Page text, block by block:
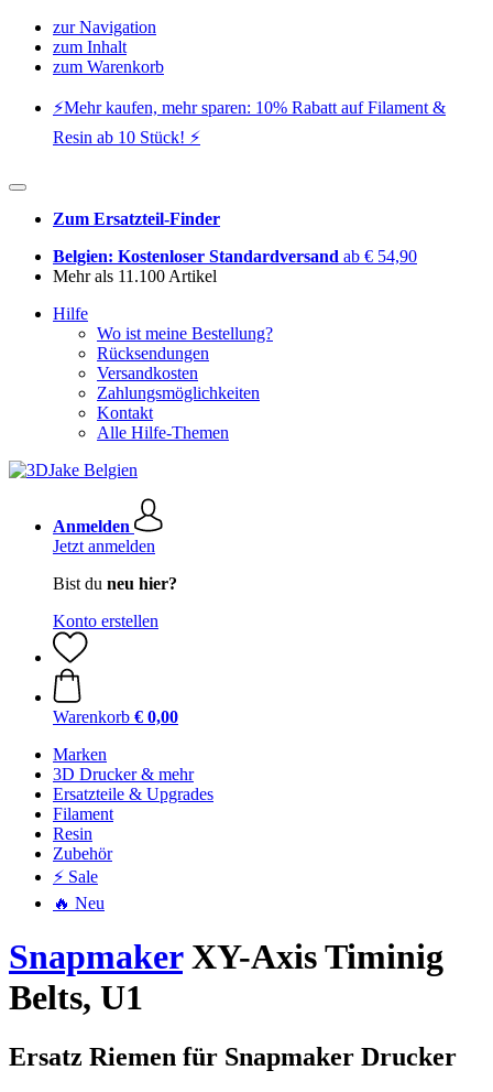
zur Navigation
zum Inhalt
zum Warenkorb
⚡️Mehr kaufen, mehr sparen: 10% Rabatt auf Filament &
Resin ab 10 Stück! ⚡️
Zum Ersatzteil-Finder
Belgien: Kostenloser Standardversand ab € 54,90
Mehr als 11.100 Artikel
Hilfe
Wo ist meine Bestellung?
Rücksendungen
Versandkosten
Zahlungsmöglichkeiten
Kontakt
Alle Hilfe-Themen
Anmelden
Jetzt anmelden
Bist du neu hier?
Konto erstellen
Warenkorb € 0,00
Marken
3D Drucker & mehr
Ersatzteile & Upgrades
Filament
Resin
Zubehör
⚡ Sale
🔥 Neu
SnapmakerXY-Axis Timinig
Belts, U1
Ersatz Riemen für Snapmaker Drucker